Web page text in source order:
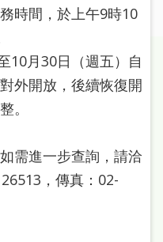
時間，於上午9時10
10月30日（週五）自
外開放，後續恢復開
。
需進一步查詢，請洽
，傳真：02-